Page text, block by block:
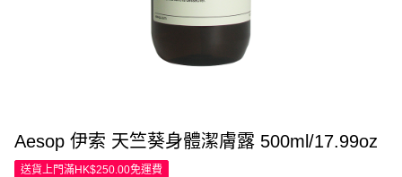
Aesop 伊索 天竺葵身體潔膚露 500ml/17.99oz
送貨上門滿HK$250.00免運費